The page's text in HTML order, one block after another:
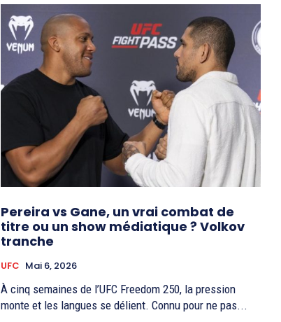
Pereira vs Gane, un vrai combat de
titre ou un show médiatique ? Volkov
tranche
UFC Mai 6, 2026
À cinq semaines de l’UFC Freedom 250, la pression
monte et les langues se délient. Connu pour ne pas...